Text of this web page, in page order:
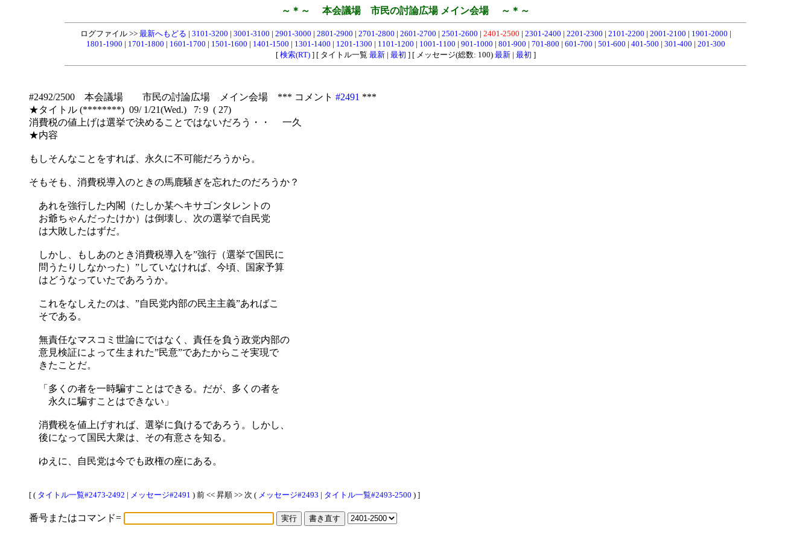
～＊～ 本会議場 市民の討論広場 メイン会場 ～＊～
ログファイル >> 最新へもどる | 3101-3200 | 3001-3100 | 2901-3000 | 2801-2900 | 2701-2800 | 2601-2700 | 2501-2600 | 2401-2500 | 2301-2400 | 2201-2300 | 2101-2200 | 2001-2100 | 1901-2000 |
1801-1900 | 1701-1800 | 1601-1700 | 1501-1600 | 1401-1500 | 1301-1400 | 1201-1300 | 1101-1200 | 1001-1100 | 901-1000 | 801-900 | 701-800 | 601-700 | 501-600 | 401-500 | 301-400 | 201-300
[ 検索(RT)] [ タイトル一覧 最新| 最初 ] [ メッセージ(総数: 100) 最新| 最初 ]
#2492/2500 本会議場 市民の討論広場 メイン会場 *** コメント #2491 ***
★タイトル (********) 09/ 1/21(Wed.) 7: 9 ( 27)
消費税の値上げは選挙で決めることではないだろう・・ 一久
★内容
もしそんなことをすれば、永久に不可能だろうから。
そもそも、消費税導入のときの馬鹿騒ぎを忘れたのだろうか？
あれを強行した内閣（たしか某ヘキサゴンタレントの
お爺ちゃんだったけか）は倒壊し、次の選挙で自民党
は大敗したはずだ。
しかし、もしあのとき消費税導入を”強行（選挙で国民に
問うたりしなかった）”していなければ、今頃、国家予算
はどうなっていたであろうか。
これをなしえたのは、”自民党内部の民主主義”あればこ
そである。
無責任なマスコミ世論にではなく、責任を負う政党内部の
意見検証によって生まれた”民意”であたからこそ実現で
きたことだ。
「多くの者を一時騙すことはできる。だが、多くの者を
永久に騙すことはできない」
消費税を値上げすれば、選挙に負けるであろう。しかし、
後になって国民大衆は、その有意さを知る。
ゆえに、自民党は今でも政権の座にある。
[ ( タイトル一覧#2473-2492 | メッセージ#2491 ) 前 << 昇順 >> 次 ( メッセージ#2493 | タイトル一覧#2493-2500 ) ]
番号またはコマンド=